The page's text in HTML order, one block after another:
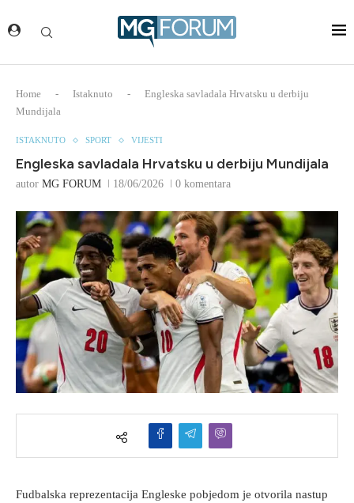
Home - Istaknuto -
Engleska savladala Hrvatsku u derbiju
Mundijala
ISTAKNUTO SPORT VIJESTI
Engleska savladala Hrvatsku u derbiju Mundijala
autor MG FORUM 18/06/2026 0 komentara
Fudbalska reprezentacija Engleske pobjedom je otvorila nastup